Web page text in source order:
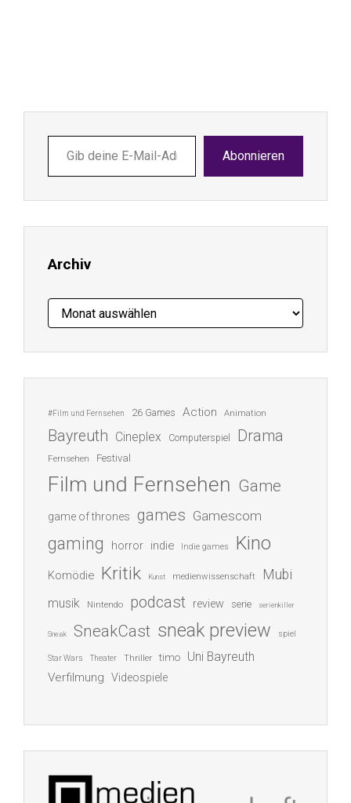
deine
E-
ein ...
Abonnieren
Archiv
Archiv
#Film und Fernsehen 26 Games Action Animation
Bayreuth Cineplex Computerspiel Drama
Fernsehen Festival
Film und Fernsehen Game
game of thrones games Gamescom
gaming horror indie Indie games Kino
Komödie Kritik Kunst medienwissenschaft Mubi
musik Nintendo podcast review serie serienkiller
Sneak SneakCast sneak preview spiel
Star Wars Theater Thriller timo Uni Bayreuth
Verfilmung Videospiele